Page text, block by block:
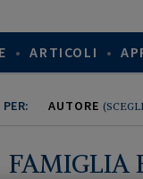
• ARTICOLI •
PER: AUTORE
FAMIGLIA